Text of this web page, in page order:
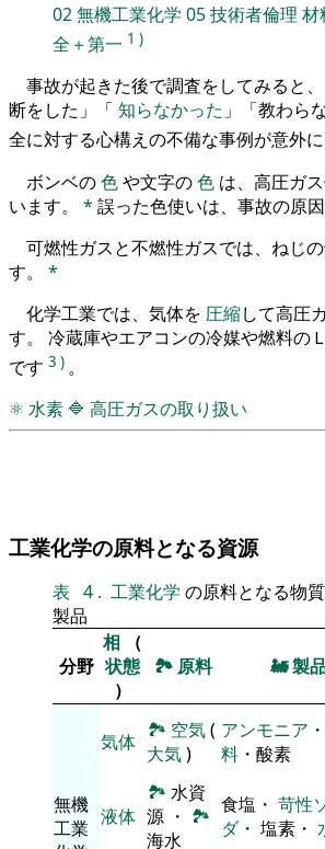
02無機工業化学 05技術者倫理 材
全＋第一 1 )
事故が起きた後で調査をしてみると
断をした」「 知らなかった 」「教わら
全に対する心構えの不備な事例が意外
ボンベの色や文字の色 は、高圧ガ
います。 * 誤った色使いは、事故の原
可燃性ガスと不燃性ガスでは、ねじ
す。 *
化学工業では、気体を 圧縮して高圧
す。 冷蔵庫やエアコンの冷媒や燃料の
です 3 ) 。
⚛ 水素 🔷 高圧ガスの取り扱い
工業化学の原料となる資源
表 4 . 工業化学 の原料となる物質
製品
分野
相
（
状態
）
🏞 原料 🚂製
無機
工業
気体 🏞 空気(
大気)
アンモニア ・
料 ・酸素
液体
🏞 水資
源 ・ 🏞
海水
食塩・ 苛性
ダ・ 塩素・